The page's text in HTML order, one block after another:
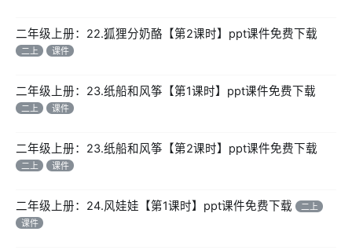
二年级上册：22.狐狸分奶酪【第2课时】ppt课件免费下载
二上 课件
二年级上册：23.纸船和风筝【第1课时】ppt课件免费下载
二上 课件
二年级上册：23.纸船和风筝【第2课时】ppt课件免费下载
二上 课件
二年级上册：24.风娃娃【第1课时】ppt课件免费下载
二上
课件